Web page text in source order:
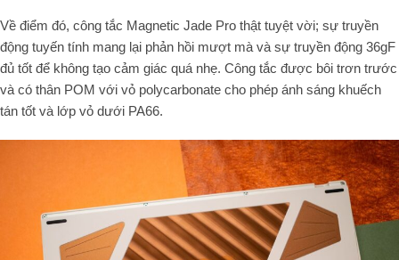
Về điểm đó, công tắc Magnetic Jade Pro thật tuyệt vời; sự truyền
động tuyến tính mang lại phản hồi mượt mà và sự truyền động 36gF
đủ tốt để không tạo cảm giác quá nhẹ. Công tắc được bôi trơn trước
và có thân POM với vỏ polycarbonate cho phép ánh sáng khuếch
tán tốt và lớp vỏ dưới PA66.